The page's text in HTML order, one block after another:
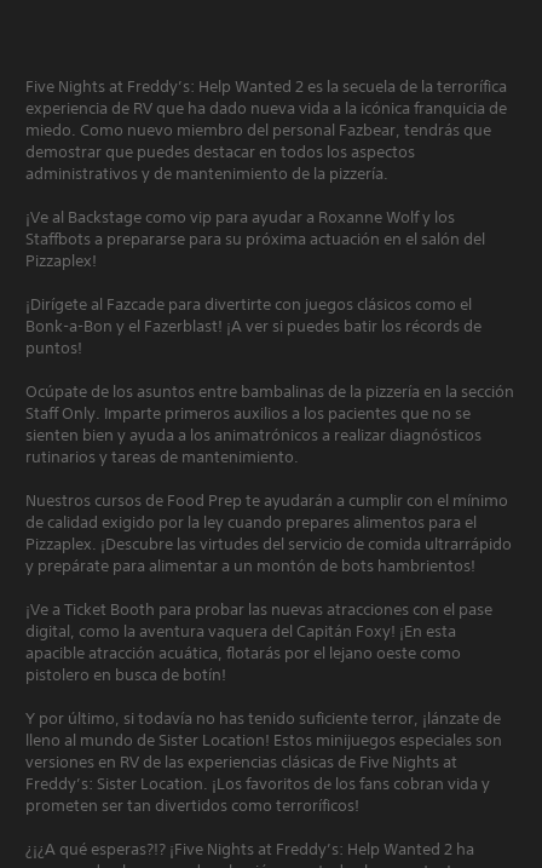
Five Nights at Freddy’s: Help Wanted 2 es la secuela de la terrorífica
experiencia de RV que ha dado nueva vida a la icónica franquicia de
miedo. Como nuevo miembro del personal Fazbear, tendrás que
demostrar que puedes destacar en todos los aspectos
administrativos y de mantenimiento de la pizzería.
¡Ve al Backstage como vip para ayudar a Roxanne Wolf y los
Staffbots a prepararse para su próxima actuación en el salón del
Pizzaplex!
¡Dirígete al Fazcade para divertirte con juegos clásicos como el
Bonk-a-Bon y el Fazerblast! ¡A ver si puedes batir los récords de
puntos!
Ocúpate de los asuntos entre bambalinas de la pizzería en la sección
Staff Only. Imparte primeros auxilios a los pacientes que no se
sienten bien y ayuda a los animatrónicos a realizar diagnósticos
rutinarios y tareas de mantenimiento.
Nuestros cursos de Food Prep te ayudarán a cumplir con el mínimo
de calidad exigido por la ley cuando prepares alimentos para el
Pizzaplex. ¡Descubre las virtudes del servicio de comida ultrarrápido
y prepárate para alimentar a un montón de bots hambrientos!
¡Ve a Ticket Booth para probar las nuevas atracciones con el pase
digital, como la aventura vaquera del Capitán Foxy! ¡En esta
apacible atracción acuática, flotarás por el lejano oeste como
pistolero en busca de botín!
Y por último, si todavía no has tenido suficiente terror, ¡lánzate de
lleno al mundo de Sister Location! Estos minijuegos especiales son
versiones en RV de las experiencias clásicas de Five Nights at
Freddy’s: Sister Location. ¡Los favoritos de los fans cobran vida y
prometen ser tan divertidos como terroríficos!
¿¡¿A qué esperas?!? ¡Five Nights at Freddy’s: Help Wanted 2 ha